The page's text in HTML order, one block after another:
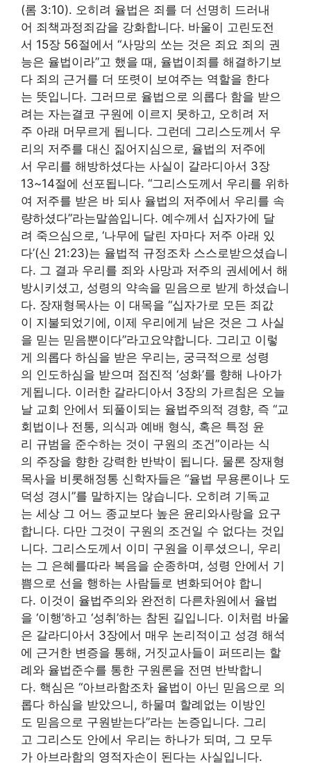
(롬 3:10). 오히려 율법은 죄를 더 선명히 드러내
어 죄책과정죄감을 강화합니다. 바울이 고린도전
서 15장 56절에서 “사망의 쏘는 것은 죄요 죄의 권
능은 율법이라”고 했을 때, 율법이죄를 해결하기보
다 죄의 근거를 더 또렷이 보여주는 역할을 한다
는 뜻입니다. 그러므로 율법으로 의롭다 함을 받으
려는 자는결코 구원에 이르지 못하고, 오히려 저
주 아래 머무르게 됩니다. 그런데 그리스도께서 우
리의 저주를 대신 짊어지심으로, 율법의 저주에
서 우리를 해방하셨다는 사실이 갈라디아서 3장
13~14절에 선포됩니다. “그리스도께서 우리를 위하
여 저주를 받은 바 되사 율법의 저주에서 우리를 속
량하셨다”라는말씀입니다. 예수께서 십자가에 달
려 죽으심으로, ‘나무에 달린 자마다 저주 아래 있
다’(신 21:23)는 율법적 규정조차 스스로받으셨습니
다. 그 결과 우리를 죄와 사망과 저주의 권세에서 해
방시키셨고, 성령의 약속을 믿음으로 받게 하셨습니
다. 장재형목사는 이 대목을 “십자가로 모든 죄값
이 지불되었기에, 이제 우리에게 남은 것은 그 사실
을 믿는 믿음뿐이다”라고요약합니다. 그리고 이렇
게 의롭다 하심을 받은 우리는, 궁극적으로 성령
의 인도하심을 받으며 점진적 ‘성화’를 향해 나아가
게됩니다. 이러한 갈라디아서 3장의 가르침은 오늘
날 교회 안에서 되풀이되는 율법주의적 경향, 즉 “교
회법이나 전통, 의식과 예배 형식, 혹은 특정 윤
리 규범을 준수하는 것이 구원의 조건”이라는 식
의 주장을 향한 강력한 반박이 됩니다. 물론 장재형
목사을 비롯해정통 신학자들은 “율법 무용론이나 도
덕성 경시”를 말하지는 않습니다. 오히려 기독교
는 세상 그 어느 종교보다 높은 윤리와사랑을 요구
합니다. 다만 그것이 구원의 조건일 수 없다는 것입
니다. 그리스도께서 이미 구원을 이루셨으니, 우리
는 그 은혜를따라 복음을 순종하며, 성령 안에서 기
쁨으로 선을 행하는 사람들로 변화되어야 합니
다. 이것이 율법주의와 완전히 다른차원에서 율법
을 ‘이행’하고 ‘성취’하는 참된 길입니다. 이처럼 바울
은 갈라디아서 3장에서 매우 논리적이고 성경 해석
에 근거한 변증을 통해, 거짓교사들이 퍼뜨리는 할
례와 율법준수를 통한 구원론을 전면 반박합니
다. 핵심은 “아브라함조차 율법이 아닌 믿음으로 의
롭다 하심을 받았으니, 하물며 할례없는 이방인
도 믿음으로 구원받는다”라는 논증입니다. 그리
고 그리스도 안에서 우리는 하나가 되며, 그 모두
가 아브라함의 영적자손이 된다는 사실입니다.